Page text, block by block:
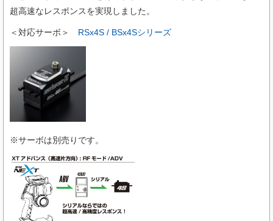
超高速なレスポンスを実現しました。
＜対応サーボ＞ RSx4S / BSx4Sシリーズ
※サーボは別売りです。